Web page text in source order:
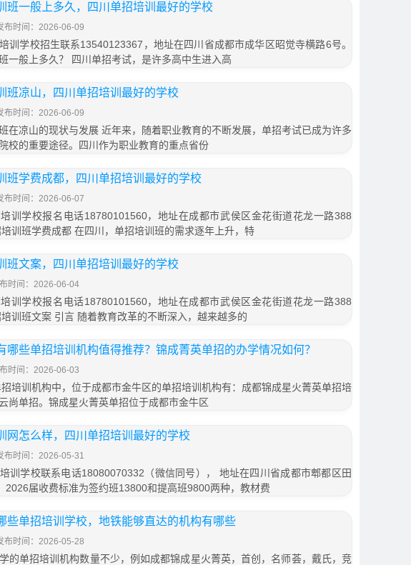
班一般上多久，四川单招培训最好的学校
布时间：2026-06-09
训学校招生联系13540123367，地址在四川省成都市成华区昭觉寺横路6号。
一般上多久？ 四川单招考试，是许多高中生进入高
班凉山，四川单招培训最好的学校
布时间：2026-06-09
在凉山的现状与发展 近年来，随着职业教育的不断发展，单招考试已成为许多
校的重要途径。四川作为职业教育的重点省份
班学费成都，四川单招培训最好的学校
布时间：2026-06-07
训学校报名电话18780101560，地址在成都市武侯区金花街道花龙一路388
训班学费成都 在四川，单招培训班的需求逐年上升，特
班文案，四川单招培训最好的学校
时间：2026-06-04
训学校报名电话18780101560，地址在成都市武侯区金花街道花龙一路388
训班文案 引言 随着教育改革的不断深入，越来越多的
哪些单招培训机构值得推荐？锦成菁英单招的办学情况如何？
时间：2026-06-03
培训机构中，位于成都市金牛区的单招培训机构有：成都锦成星火菁英单招培
尚单招。锦成星火菁英单招位于成都市金牛区
网怎么样，四川单招培训最好的学校
布时间：2026-05-31
训学校联系电话18080070332（微信同号）， 地址在四川省成都市郫都区田
2026届收费标准为签约班13800和提高班9800两种，教材费
些单招培训学校，地铁能够直达的机构有哪些
布时间：2026-05-28
的单招培训机构数量不少，例如成都锦成星火菁英，首创，名师荟，戴氏，竞